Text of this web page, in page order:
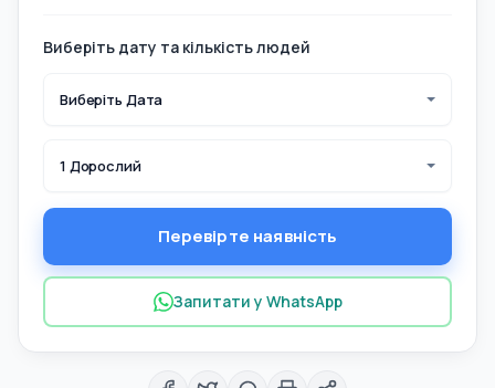
Виберіть дату та кількість людей
Виберіть Дата
1 Дорослий
Перевірте наявність
Запитати у WhatsApp